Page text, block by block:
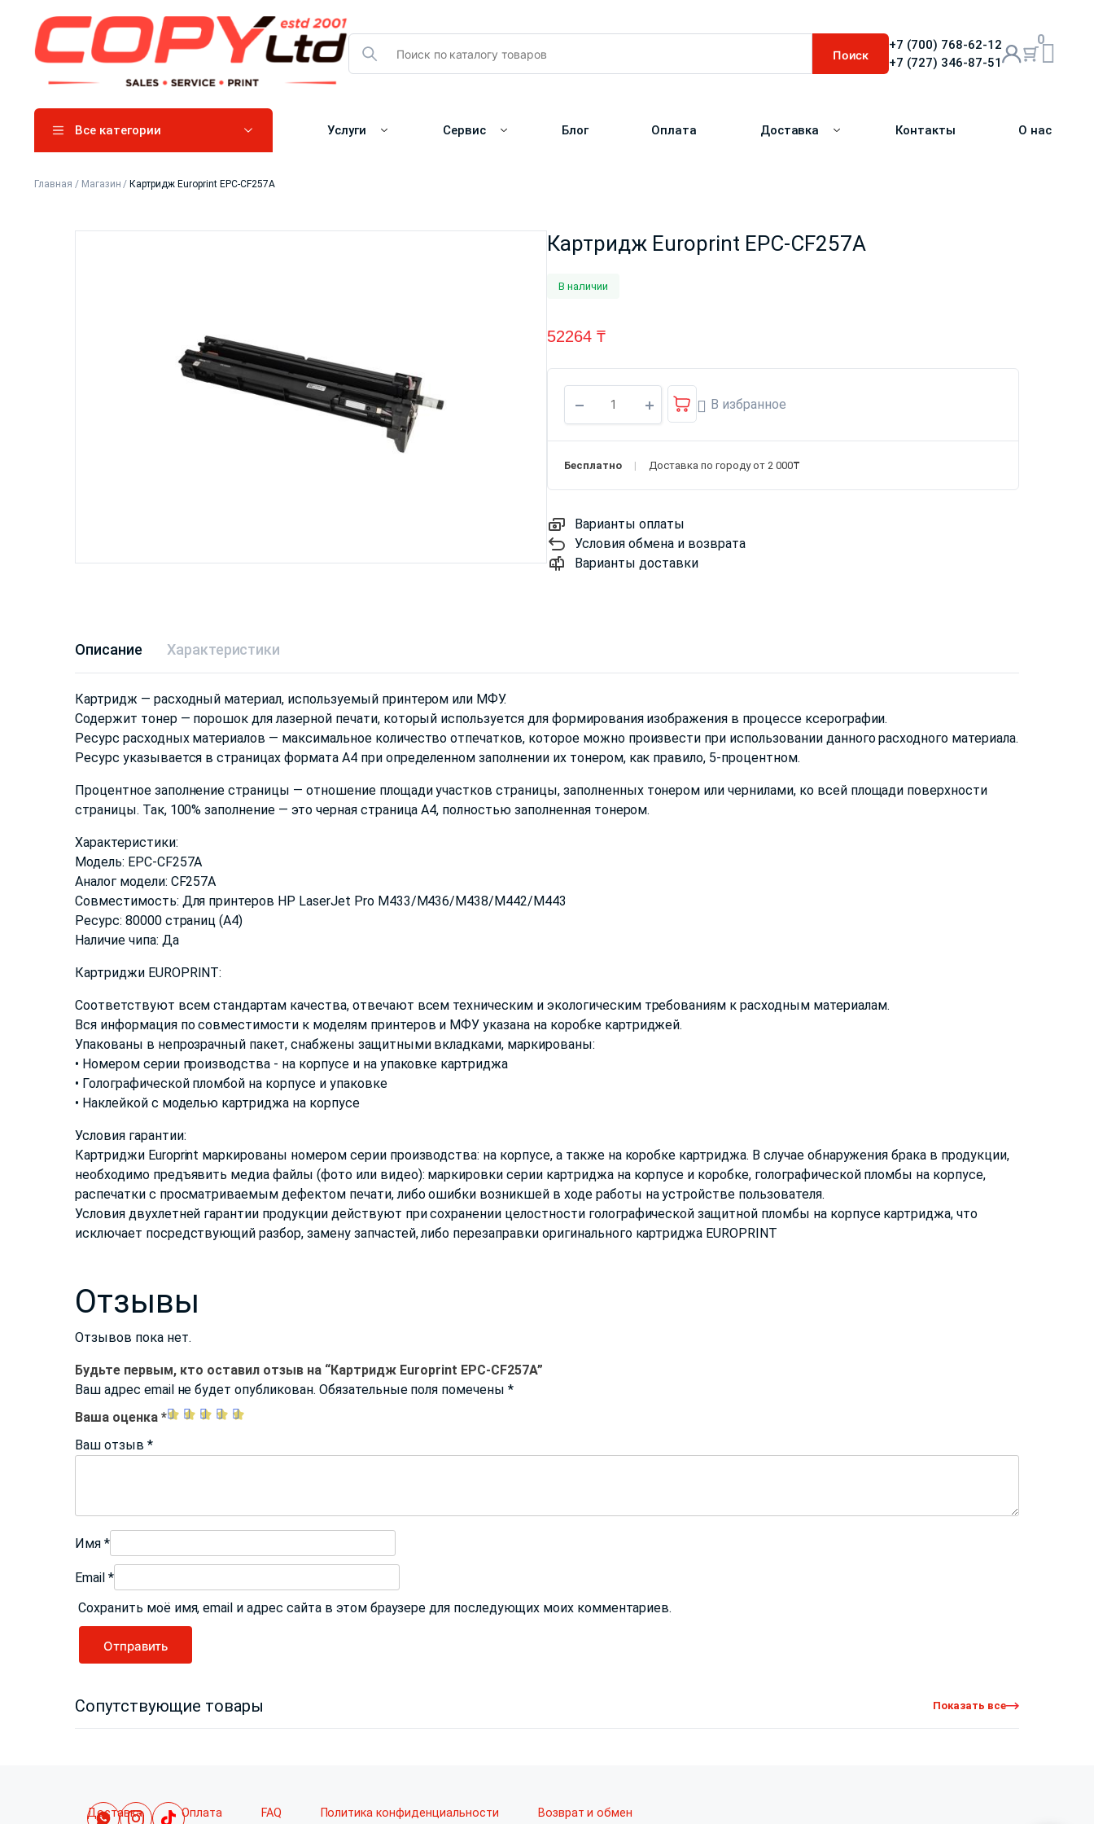
Поиск
+7 (700) 768-62-12
+7 (727) 346-87-51
0
Все категории Услуги Сервис Блог Оплата Доставка Контакты О нас
Главная / Магазин / Картридж Europrint EPC-CF257A
Картридж Europrint EPC-CF257A
В наличии
52264 ₸
В избранное
Бесплатно Доставка по городу от 2 000₸
Варианты оплаты
Условия обмена и возврата
Варианты доставки
Описание Характеристики
Картридж — расходный материал, используемый принтером или МФУ.
Содержит тонер — порошок для лазерной печати, который используется для формирования изображения в процессе ксерографии.
Ресурс расходных материалов — максимальное количество отпечатков, которое можно произвести при использовании данного расходного материала.
Ресурс указывается в страницах формата А4 при определенном заполнении их тонером, как правило, 5-процентном.
Процентное заполнение страницы — отношение площади участков страницы, заполненных тонером или чернилами, ко всей площади поверхности
страницы. Так, 100% заполнение — это черная страница А4, полностью заполненная тонером.
Характеристики:
Модель: EPC-CF257A
Аналог модели: CF257A
Совместимость: Для принтеров HP LaserJet Pro M433/M436/M438/M442/M443
Ресурс: 80000 страниц (А4)
Наличие чипа: Да
Картриджи EUROPRINT:
Соответствуют всем стандартам качества, отвечают всем техническим и экологическим требованиям к расходным материалам.
Вся информация по совместимости к моделям принтеров и МФУ указана на коробке картриджей.
Упакованы в непрозрачный пакет, снабжены защитными вкладками, маркированы:
• Номером серии производства - на корпусе и на упаковке картриджа
• Голографической пломбой на корпусе и упаковке
• Наклейкой с моделью картриджа на корпусе
Условия гарантии:
Картриджи Europrint маркированы номером серии производства: на корпусе, а также на коробке картриджа. В случае обнаружения брака в продукции,
необходимо предъявить медиа файлы (фото или видео): маркировки серии картриджа на корпусе и коробке, голографической пломбы на корпусе,
распечатки с просматриваемым дефектом печати, либо ошибки возникшей в ходе работы на устройстве пользователя.
Условия двухлетней гарантии продукции действуют при сохранении целостности голографической защитной пломбы на корпусе картриджа, что
исключает посредствующий разбор, замену запчастей, либо перезаправки оригинального картриджа EUROPRINT
Отзывы
Отзывов пока нет.
Будьте первым, кто оставил отзыв на “Картридж Europrint EPC-CF257A”
Ваш адрес email не будет опубликован. Обязательные поля помечены*
Ваша оценка *
Ваш отзыв *
Имя *
Email *
Сохранить моё имя, email и адрес сайта в этом браузере для последующих моих комментариев.
Сопутствующие товары Показать все
Доставка Оплата FAQ Политика конфиденциальности Возврат и обмен